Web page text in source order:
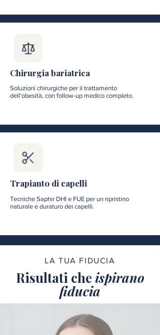
Chirurgia bariatrica
Soluzioni chirurgiche per il trattamento
dell'obesità, con follow-up medico completo.
Trapianto di capelli
Tecniche Saphir DHI e FUE per un ripristino
naturale e duraturo dei capelli.
LA TUA FIDUCIA
Risultati che ispirano
fiducia